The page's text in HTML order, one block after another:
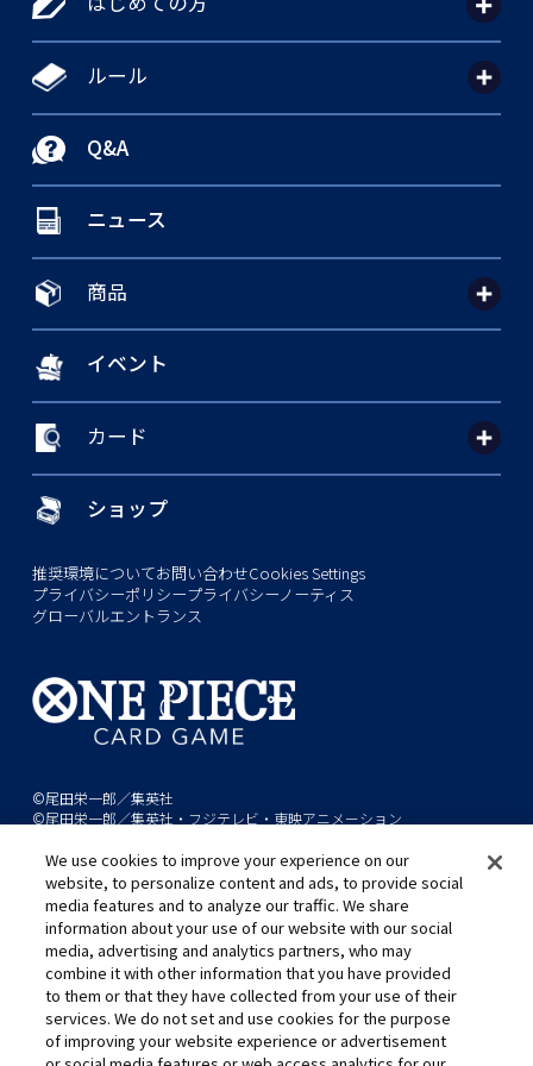
ルール
Q&A
ニュース
商品
イベント
カード
ショップ
推奨環境についてお問い合わせCookies Settings
プライバシーポリシープライバシーノーティス
グローバルエントランス
©尾田栄一郎／集英社
©尾田栄一郎／集英社・フジテレビ・東映アニメーション
このwebサイトに記載されているすべての画像・テキスト・データの無
断転用、転載をお断りします。
開発中につき、本サイトで使用している画像と実際の商品とは異なる場
合があります。
※AppleとAppleのロゴは、米国およびその他の国で登録されたApple
Inc.の商標です。
※Google Play および Google Play ロゴは、Google LLC の商標です。
We use cookies to improve your experience on our
website, to personalize content and ads, to provide social
media features and to analyze our traffic. We share
information about your use of our website with our social
media, advertising and analytics partners, who may
combine it with other information that you have provided
to them or that they have collected from your use of their
services. We do not set and use cookies for the purpose
of improving your website experience or advertisement